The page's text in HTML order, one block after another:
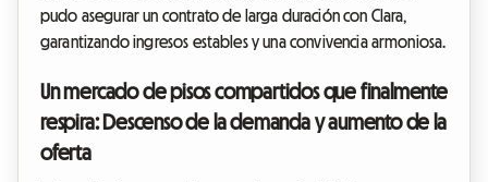
pudo asegurar un contrato de larga duración con Clara,
garantizando ingresos estables y una convivencia armoniosa.
Un mercado de pisos compartidos que finalmente
respira: Descenso de la demanda y aumento de la
oferta